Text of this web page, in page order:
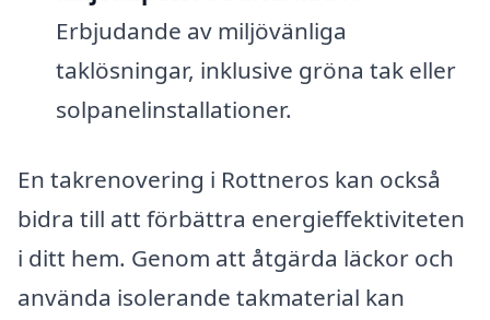
Erbjudande av miljövänliga
taklösningar, inklusive gröna tak eller
solpanelinstallationer.
En takrenovering i Rottneros kan också
bidra till att förbättra energieffektiviteten
i ditt hem. Genom att åtgärda läckor och
använda isolerande takmaterial kan